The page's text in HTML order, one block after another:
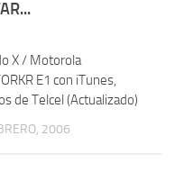
X / Motorola
E1 con iTunes,
de Telcel (Actualizado)
2006